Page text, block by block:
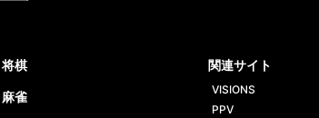
将棋
麻雀
関連サイト
VISIONS
PPV